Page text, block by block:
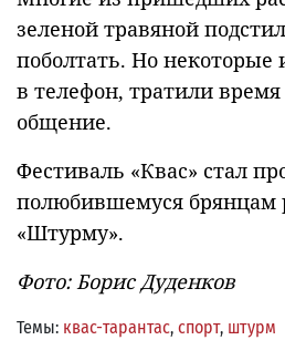
зеленой травяной
поболтать. Но некоторые
в телефон, тратили
общение.
Фестиваль «Квас» стал
полюбившемуся брянцам
«Штурму».
Фото: Борис Дуденков
Темы: квас-тарантас, спорт, штурм